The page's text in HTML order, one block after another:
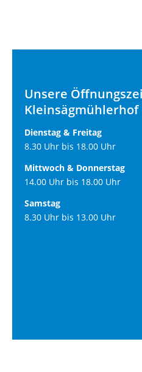
Unsere
Kleinsägmühlerhof
Dienstag & Freitag
8.30 Uhr bis 18.00 Uhr
Mittwoch & Donnerstag
14.00 Uhr bis 18.00 Uhr
Samstag
8.30 Uhr bis 13.00 Uhr